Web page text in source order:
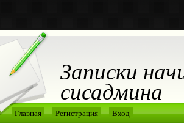
Записки
сисадмина
Главная Регистрация Вход